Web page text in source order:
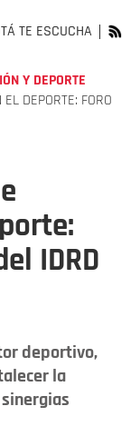
TE ESCUCHA
Y DEPORTE
DEPORTE: FORO
IDRD
deportivo,
la